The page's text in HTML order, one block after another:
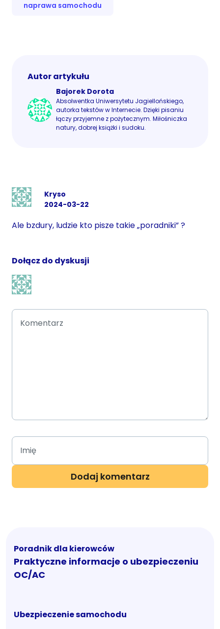
naprawa samochodu
Autor artykułu
Bajorek Dorota
Absolwentka Uniwersytetu Jagiellońskiego,
autorka tekstów w Internecie. Dzięki pisaniu
łączy przyjemne z pożytecznym. Miłośniczka
natury, dobrej książki i sudoku.
Kryso
2024-03-22
Ale bzdury, ludzie kto pisze takie „poradniki” ?
Dołącz do dyskusji
Poradnik dla kierowców
Praktyczne informacje o ubezpieczeniu
OC/AC
Ubezpieczenie samochodu